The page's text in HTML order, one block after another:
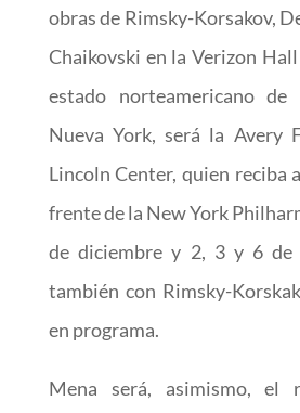
obras de Rimsky-Korsakov,
Chaikovski en la Verizon
estado norteamericano de
Nueva York, será la Avery
Lincoln Center, quien reciba
frente de la New York
de diciembre y 2, 3 y 6 de
también con Rimsky-
en programa.
Mena será, asimismo, el